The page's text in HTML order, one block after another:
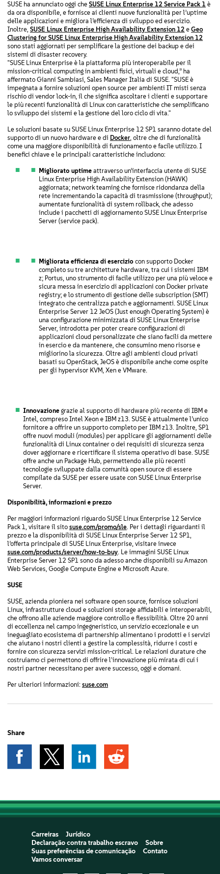
SUSE ha annunciato oggi che SUSE Linux Enterprise 12 Service Pack 1 è
da ora disponibile, e fornisce ai clienti nuove funzionalità per l’uptime
delle applicazioni e migliora l’efficienza di sviluppo ed esercizio.
Inoltre, SUSE Linux Enterprise High Availability Extension 12 e Geo
Clustering for SUSE Linux Enterprise High Availability Extension 12
sono stati aggiornati per semplificare la gestione dei backup e dei
sistemi di disaster recovery.
"SUSE Linux Enterprise è la piattaforma più interoperabile per il
mission-critical computing in ambienti fisici, virtuali e cloud,” ha
affermato Gianni Sambiasi, Sales Manager Italia di SUSE. "SUSE è
impegnata a fornire soluzioni open source per ambienti IT misti senza
rischio di vendor lock-in, il che significa ascoltare i clienti e supportare
le più recenti funzionalità di Linux con caratteristiche che semplificano
lo sviluppo dei sistemi e la gestione del loro ciclo di vita."
Le soluzioni basate su SUSE Linux Enterprise 12 SP1 saranno dotate del
supporto di un nuovo hardware e di Docker, oltre che di funzionalità
come una maggiore disponibilità di funzionamento e facile utilizzo. I
benefici chiave e le principali caratteristiche includono:
Migliorato uptime attraverso un’interfaccia utente di SUSE
Linux Enterprise High Availability Extension (HAWK)
aggiornata; network teaming che fornisce ridondanza della
rete incrementando la capacità di trasmissione (throughput);
aumentate funzionalità di system rollback, che adesso
include i pacchetti di aggiornamento SUSE Linux Enterprise
Server (service pack).
Migliorata efficienza di esercizio con supporto Docker
completo su tre architetture hardware, tra cui i sistemi IBM
z; Portus, uno strumento di facile utilizzo per una più veloce e
sicura messa in esercizio di applicazioni con Docker private
registry; e lo strumento di gestione delle subscription (SMT)
integrato che centralizza patch e aggiornamenti. SUSE Linux
Enterprise Server 12 JeOS (Just enough Operating System) è
una configurazione minimizzata di SUSE Linux Enterprise
Server, introdotta per poter creare configurazioni di
applicazioni cloud personalizzate che siano facili da mettere
in esercio e da mantenere, che consumino meno risorse e
migliorino la sicurezza. Oltre agli ambienti cloud privati
basati su OpenStack, JeOS è disponibile anche come ospite
per gli hypervisor KVM, Xen e VMware.
Innovazione grazie al supporto di hardware più recente di IBM e
Intel, compreso Intel Xeon e IBM z13. SUSE è attualmente l’unico
fornitore a offrire un supporto completo per IBM z13. Inoltre, SP1
offre nuovi moduli (modules) per applicare gli aggiornamenti delle
funzionalità di Linux container o dei requisiti di sicurezza senza
dover aggiornare e ricertificare il sistema operativo di base. SUSE
offre anche un Package Hub, permettendo alle più recenti
tecnologie sviluppate dalla comunità open source di essere
compilate da SUSE per essere usate con SUSE Linux Enterprise
Server.
Disponibilità, informazioni e prezzo
Per maggiori informazioni riguardo SUSE Linux Enterprise 12 Service
Pack 1, visitare il sito suse.com/promo/sle. Per i dettagli riguardanti il
prezzo e la disponibilità di SUSE Linux Enterprise Server 12 SP1,
l’offerta principale di SUSE Linux Enterprise, visitare invece
suse.com/products/server/how-to-buy. Le immagini SUSE Linux
Enterprise Server 12 SP1 sono da adesso anche disponibili su Amazon
Web Services, Google Compute Engine e Microsoft Azure.
SUSE
SUSE, azienda pioniera nei software open source, fornisce soluzioni
Linux, infrastrutture cloud e soluzioni storage affidabili e interoperabili,
che offrono alle aziende maggiore controllo e flessibilità. Oltre 20 anni
di eccellenza nel campo ingegneristico, un servizio eccezionale e un
ineguagliato ecosistema di partnership alimentano i prodotti e i servizi
che aiutano i nostri clienti a gestire la complessità, ridurre i costi e
fornire con sicurezza servizi mission-critical. Le relazioni durature che
costruiamo ci permettono di offrire l'innovazione più mirata di cui i
nostri partner necessitano per avere successo, oggi e domani.
Per ulteriori informazioni: suse.com
Share
Carreiras
Jurídico
Declaração contra trabalho escravo
Sobre
Suas preferências de comunicação
Contato
Vamos conversar